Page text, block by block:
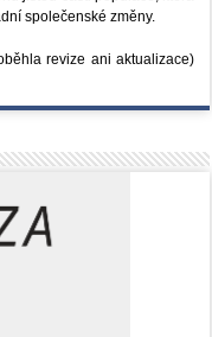
společenské změny.
revize ani aktualizace)